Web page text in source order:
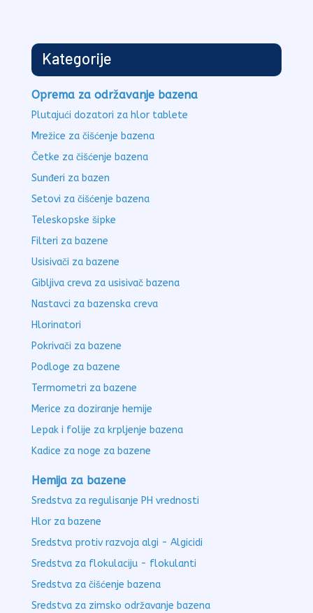
Kategorije
Oprema za održavanje bazena
Plutajući dozatori za hlor tablete
Mrežice za čišćenje bazena
Četke za čišćenje bazena
Sunđeri za bazen
Setovi za čišćenje bazena
Teleskopske šipke
Filteri za bazene
Usisivači za bazene
Gibljiva creva za usisivač bazena
Nastavci za bazenska creva
Hlorinatori
Pokrivači za bazene
Podloge za bazene
Termometri za bazene
Merice za doziranje hemije
Lepak i folije za krpljenje bazena
Kadice za noge za bazene
Hemija za bazene
Sredstva za regulisanje PH vrednosti
Hlor za bazene
Sredstva protiv razvoja algi - Algicidi
Sredstva za flokulaciju - flokulanti
Sredstva za čišćenje bazena
Sredstva za zimsko održavanje bazena